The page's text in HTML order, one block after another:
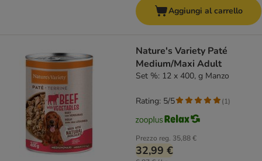
Aggiungi al carrello
Nature's Variety Paté
Medium/Maxi Adult
Set %: 12 x 400, g Manzo
Prezzo reg. 35,88 €
32,99 €
Rating: 5/5 (1)